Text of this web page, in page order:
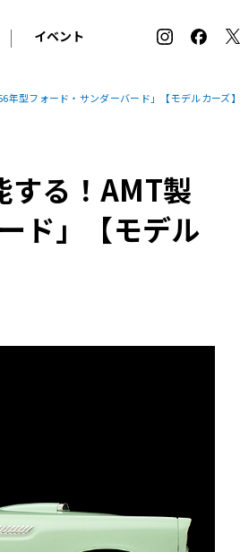
アルピナ
ノー
アバルト
ェラーリ
フィアット
セラティ
アストン・マーティン
ヨタ
バル
マツダ
ータイヤ＆ホイール バイヤーズガイド
カタログ
集
イベント
ル・ボラン カーズ・ミート2026横浜
EV:LIFE KOBE 2025
ル・ボラン カーズ・ミート2025横浜
型フォード・サンダーバード」【モデルカーズ】
する！AMT製
ド」【モデル